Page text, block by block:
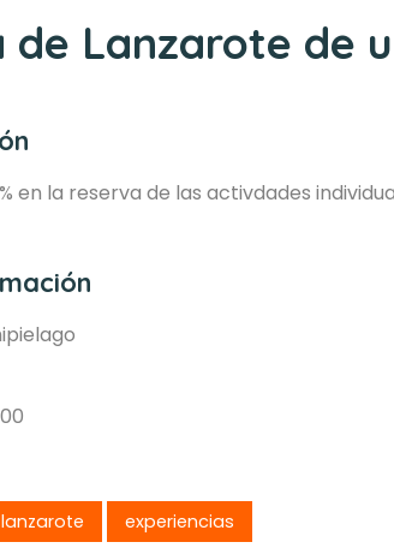
de Lanzarote de
en la reserva de las activdades
lanzarote experiencias